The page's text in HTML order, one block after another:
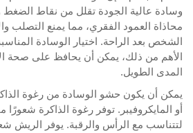
وسادة عالية الجودة تقلل من نقاط
محاذاة العمود الفقري، مما يمنع التصلب
الشخص بعد الراحة. اختيار الوسادة
الأهم من ذلك، يمكن أن يحافظ على صحة
المدى الطويل.
يمكن أن يكون حشو الوسادة من رغوة
أو المايكروفيبر. توفر رغوة الذاكرة
لتتناسب مع الرأس والرقبة. يوفر الريش